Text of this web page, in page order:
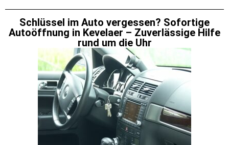
Schlüssel im Auto vergessen? Sofortige
Autoöffnung in Kevelaer – Zuverlässige Hilfe
rund um die Uhr